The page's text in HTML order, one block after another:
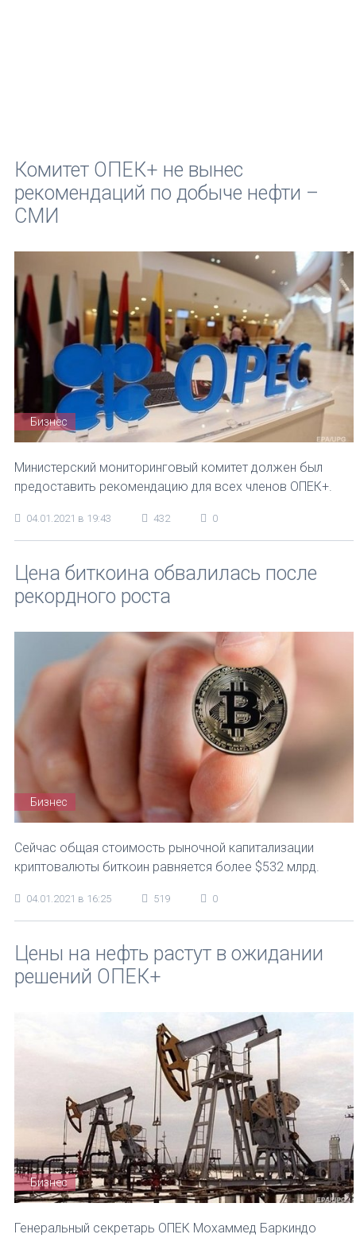
Комитет ОПЕК+ не вынес
рекомендаций по добыче нефти –
СМИ
Бизнес
Министерский мониторинговый комитет должен был
предоставить рекомендацию для всех членов ОПЕК+.
04.01.2021 в 19:43 432 0
Цена биткоина обвалилась после
рекордного роста
Бизнес
Сейчас общая стоимость рыночной капитализации
криптовалюты биткоин равняется более $532 млрд.
04.01.2021 в 16:25 519 0
Цены на нефть растут в ожидании
решений ОПЕК+
Бизнес
Генеральный секретарь ОПЕК Мохаммед Баркиндо